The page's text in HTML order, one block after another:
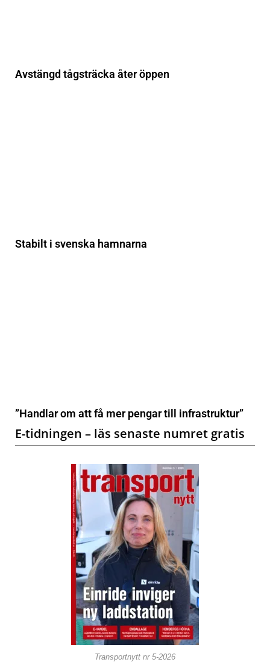
Avstängd tågsträcka åter öppen
Stabilt i svenska hamnarna
”Handlar om att få mer pengar till infrastruktur”
E-tidningen – läs senaste numret gratis
Transportnytt nr 5-2026